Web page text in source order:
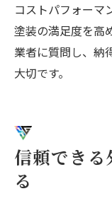
コストパフォーマ
塗装の満足度を高
業者に質問し、納
大切です。
信頼できる
る